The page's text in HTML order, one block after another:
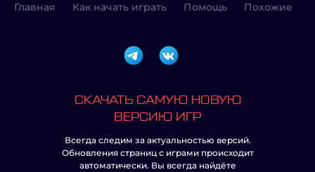
Главная Как начать играть Помощь Похожие
СКАЧАТЬ САМУЮ НОВУЮ
ВЕРСИЮ ИГР
Всегда следим за актуальностью версий.
Обновления страниц с играми происходит
автоматически. Вы всегда найдёте